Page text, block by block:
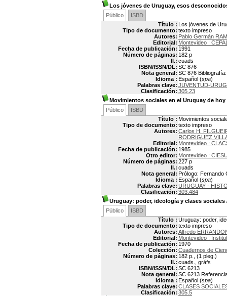
Los jóvenes de Uruguay, esos
Público
ISBD
Título : Los jóvenes de
Tipo de documento: texto impreso
Autores: Pablo Germán
Editorial: Montevideo :
Fecha de publicación: 1991
Número de páginas: 182 p
Il.: cuads
ISBN/ISSN/DL: SC 876
Nota general: SC 876
Idioma : Español (spa)
Palabras clave: JUVENTUD-
Clasificación: 305.23
Movimientos sociales en el Uruguay de hoy
Público
ISBD
Título : Movimientos
Tipo de documento: texto impreso
Autores: Carlos H.
RODRIGUEZ
Editorial: Montevideo :
Fecha de publicación: 1985
Otro editor: Montevideo :
Número de páginas: 227 p
Il.: cuads
Nota general: Prólogo: Fernando
Idioma : Español (spa)
Palabras clave: URUGUAY -
Clasificación: 303.484
Uruguay: poder, ideología y clases sociales
Público
ISBD
Título : Uruguay: poder,
Tipo de documento: texto impreso
Autores: Alfredo
Editorial: Montevideo :
Fecha de publicación: 1970
Colección: Cuadernos de
Número de páginas: 182 p., (1 pleg.)
Il.: cuads., gráfs
ISBN/ISSN/DL: SC 6213
Nota general: SC 6213
Idioma : Español (spa)
Palabras clave: CLASES
Clasificación: 305.5